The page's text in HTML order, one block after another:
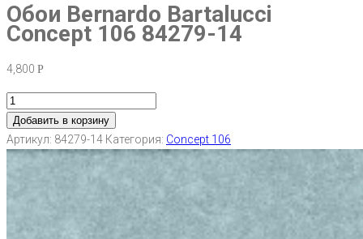
Обои Bernardo Bartalucci
Concept 106 84279-14
4,800 Р
Добавить в корзину
Артикул: 84279-14 Категория: Concept 106